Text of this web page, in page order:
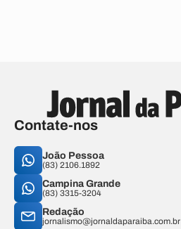
Contate-nos
João Pessoa
(83) 2106.1892
Campina Grande
(83) 3315-3204
Redação
jornalismo@jornaldaparaiba.com.br